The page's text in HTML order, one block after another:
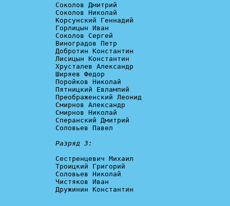
Соколов Дмитрий
Соколов Николай
Корсунский Геннадий
Горлицын Иван
Соколов Сергей
Виноградов Петр
Добротин Константин
Лисицын Константин
Хрусталев Александр
Ширяев Федор
Поройков Николай
Пятницкий Евлампий
Преображенский Леонид
Смирнов Александр
Смирнов Николай
Сперанский Дмитрий
Соловьев Павел
Разряд 3:
Сестренцевич Михаил
Троицкий Григорий
Соловьев Николай
Чистяков Иван
Дружинин Константин